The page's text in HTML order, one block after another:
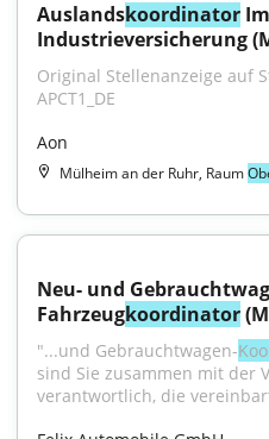
Auslandskoordinator
Industrieversicherung
Original Stellenanzeige auf
APCT1_DE
Aon
Mülheim an der Ruhr, Raum
Neu- und
Fahrzeugkoordinator
"...und Gebrauchtwagen-
sind Sie zusammen mit der
verantwortlich, die